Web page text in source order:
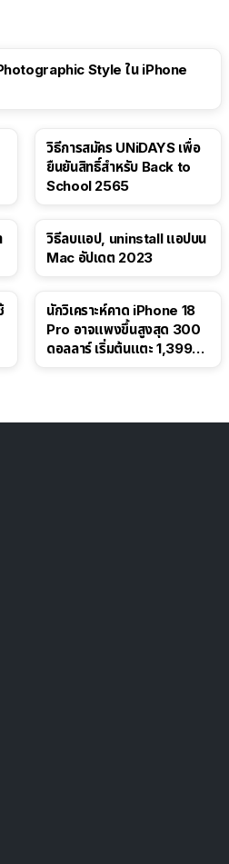
Style ใน iPhone
วิธีการสมัคร UNiDAYS เพื่อ
ยืนยันสิทธิ์สำหรับ Back to
School 2565
วิธีลบแอป, uninstall แอปบน
Mac อัปเดต 2023
นักวิเคราะห์คาด iPhone 18
Pro อาจแพงขึ้นสูงสุด 300
ดอลลาร์ เริ่มต้นแตะ 1,399